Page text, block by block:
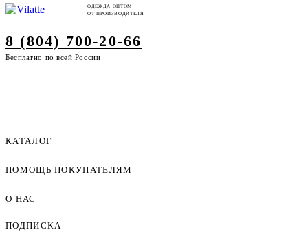
ОДЕЖДА ОПТОМ
ОТ ПРОИЗВОДИТЕЛЯ
8 (804) 700-20-66
Бесплатно по всей России
КАТАЛОГ
Женская одежда оптом
Мужская одежда оптом
ПОМОЩЬ ПОКУПАТЕЛЯМ
Оплата и доставка
О НАС
ПОДПИСКА